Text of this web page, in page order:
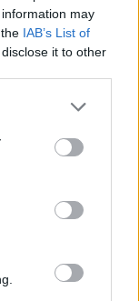
may
IAB’s List of
it to other
or more Google
You may click to
party tags to
in below Google